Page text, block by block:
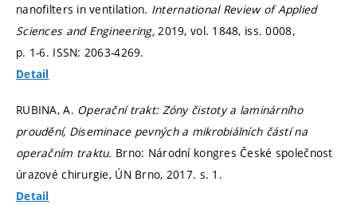
nanofilters in ventilation. International Review of Applied
Sciences and Engineering, 2019, vol. 1848, iss. 0008,
p. 1-6. ISSN: 2063-4269.
Detail
RUBINA, A. Operační trakt: Zóny čistoty a laminárního
proudění, Diseminace pevných a mikrobiálních částí na
operačním traktu. Brno: Národní kongres České společnost
úrazové chirurgie, ÚN Brno, 2017. s. 1.
Detail